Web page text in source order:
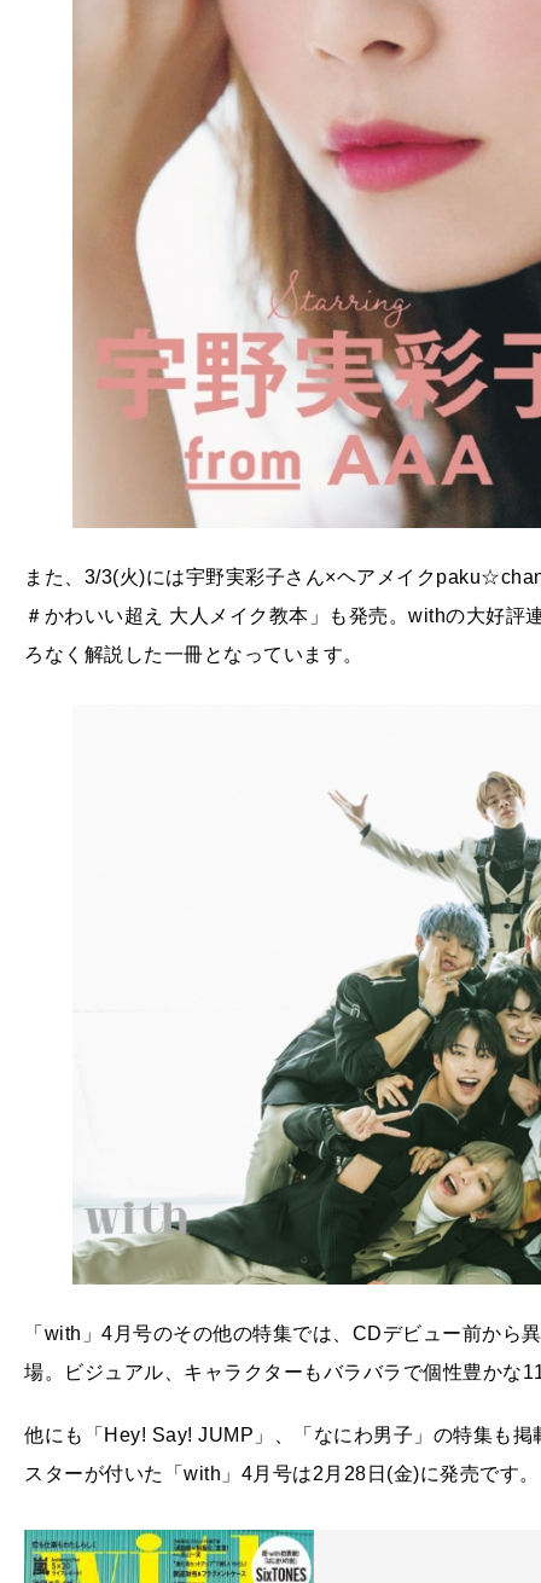
また、3/3(火)には宇野実彩子さん×ヘアメイク
＃かわいい超え 大人メイク教本」も発売。withの大好評
ろなく解説した一冊となっています。
「with」4月号のその他の特集では、CDデビュー前から
場。ビジュアル、キャラクターもバラバラで個性豊かな
他にも「Hey! Say! JUMP」、「なにわ男子」の特集も
スターが付いた「with」4月号は2月28日(金)に発売です。